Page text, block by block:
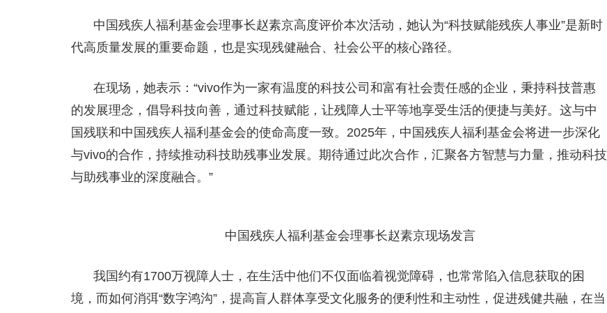
中国残疾人福利基金会理事长赵素京高度评价本次活动，她认为“科技赋能残疾人事业”是新时
代高质量发展的重要命题，也是实现残健融合、社会公平的核心路径。
在现场，她表示：“vivo作为一家有温度的科技公司和富有社会责任感的企业，秉持科技普惠
的发展理念，倡导科技向善，通过科技赋能，让残障人士平等地享受生活的便捷与美好。这与中
国残联和中国残疾人福利基金会的使命高度一致。2025年，中国残疾人福利基金会将进一步深化
与vivo的合作，持续推动科技助残事业发展。期待通过此次合作，汇聚各方智慧与力量，推动科技
与助残事业的深度融合。”
中国残疾人福利基金会理事长赵素京现场发言
我国约有1700万视障人士，在生活中他们不仅面临着视觉障碍，也常常陷入信息获取的困
境，而如何消弭“数字鸿沟”，提高盲人群体享受文化服务的便利性和主动性，促进残健共融，在当